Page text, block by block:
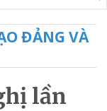
ĐẢNG VÀ
lần